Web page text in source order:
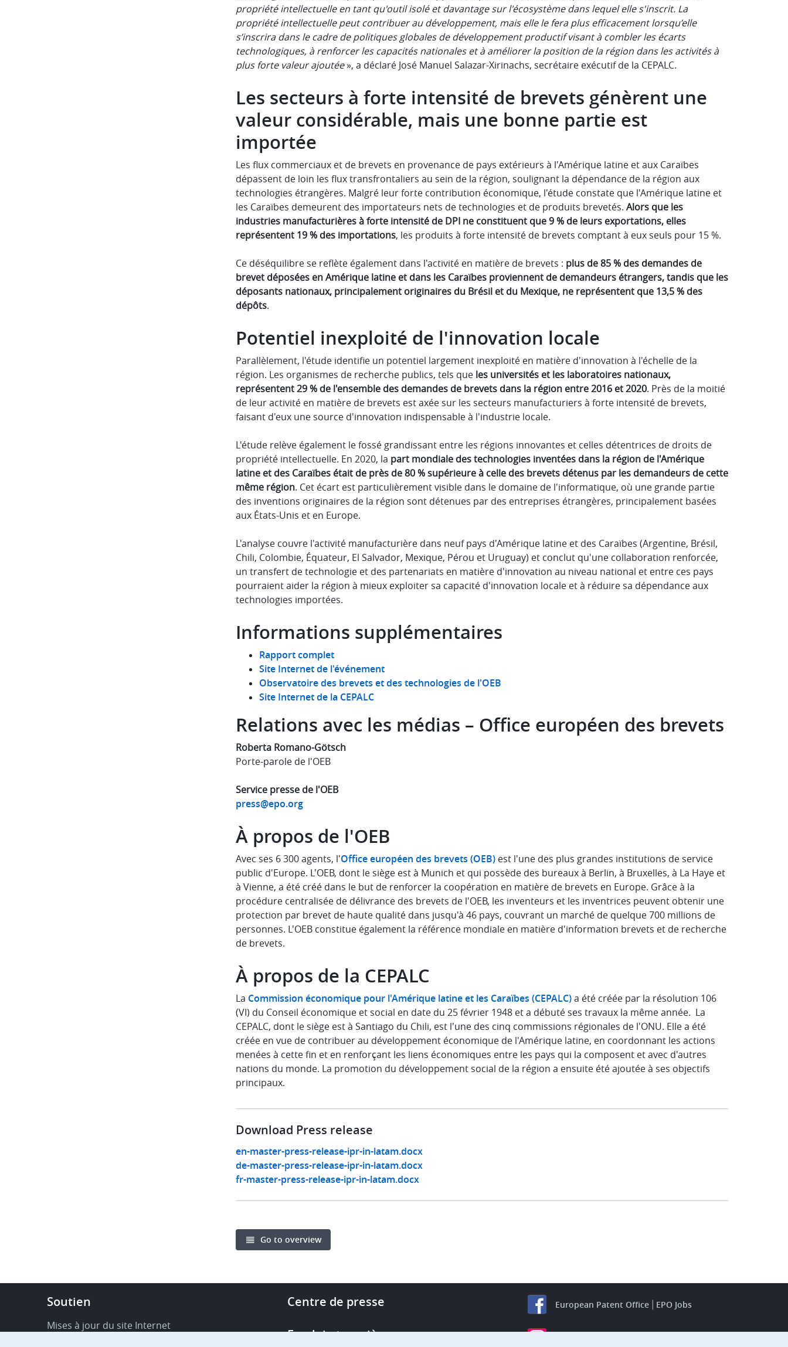
propriété intellectuelle en tant qu'outil isolé et davantage sur l'écosystème dans lequel elle s'inscrit. La
propriété intellectuelle peut contribuer au développement, mais elle le fera plus efficacement lorsqu’elle
s’inscrira dans le cadre de politiques globales de développement productif visant à combler les écarts
technologiques, à renforcer les capacités nationales et à améliorer la position de la région dans les activités à
plus forte valeur ajoutée», a déclaré José Manuel Salazar-Xirinachs, secrétaire exécutif de la CEPALC.
Les secteurs à forte intensité de brevets génèrent une
valeur considérable, mais une bonne partie est
importée
Les flux commerciaux et de brevets en provenance de pays extérieurs à l'Amérique latine et aux Caraïbes
dépassent de loin les flux transfrontaliers au sein de la région, soulignant la dépendance de la région aux
technologies étrangères. Malgré leur forte contribution économique, l'étude constate que l'Amérique latine et
les Caraïbes demeurent des importateurs nets de technologies et de produits brevetés. Alors que les
industries manufacturières à forte intensité de DPI ne constituent que 9 % de leurs exportations, elles
représentent 19 % des importations, les produits à forte intensité de brevets comptant à eux seuls pour 15 %.
Ce déséquilibre se reflète également dans l'activité en matière de brevets : plus de 85 % des demandes de
brevet déposées en Amérique latine et dans les Caraïbes proviennent de demandeurs étrangers, tandis que les
déposants nationaux, principalement originaires du Brésil et du Mexique, ne représentent que 13,5 % des
dépôts.
Potentiel inexploité de l'innovation locale
Parallèlement, l'étude identifie un potentiel largement inexploité en matière d'innovation à l'échelle de la
région. Les organismes de recherche publics, tels que les universités et les laboratoires nationaux,
représentent 29 % de l'ensemble des demandes de brevets dans la région entre 2016 et 2020. Près de la moitié
de leur activité en matière de brevets est axée sur les secteurs manufacturiers à forte intensité de brevets,
faisant d'eux une source d'innovation indispensable à l'industrie locale.
L'étude relève également le fossé grandissant entre les régions innovantes et celles détentrices de droits de
propriété intellectuelle. En 2020, la part mondiale des technologies inventées dans la région de l'Amérique
latine et des Caraïbes était de près de 80 % supérieure à celle des brevets détenus par les demandeurs de cette
même région. Cet écart est particulièrement visible dans le domaine de l'informatique, où une grande partie
des inventions originaires de la région sont détenues par des entreprises étrangères, principalement basées
aux États-Unis et en Europe.
L'analyse couvre l'activité manufacturière dans neuf pays d'Amérique latine et des Caraïbes (Argentine, Brésil,
Chili, Colombie, Équateur, El Salvador, Mexique, Pérou et Uruguay) et conclut qu'une collaboration renforcée,
un transfert de technologie et des partenariats en matière d'innovation au niveau national et entre ces pays
pourraient aider la région à mieux exploiter sa capacité d'innovation locale et à réduire sa dépendance aux
technologies importées.
Informations supplémentaires
Rapport complet
Site Internet de l'événement
Observatoire des brevets et des technologies de l'OEB
Site Internet de la CEPALC
Relations avec les médias – Office européen des brevets
Roberta Romano-Götsch
Porte-parole de l'OEB
Service presse de l'OEB
press@epo.org
À propos de l'OEB
Avec ses 6 300 agents, l'Office européen des brevets (OEB) est l'une des plus grandes institutions de service
public d'Europe. L'OEB, dont le siège est à Munich et qui possède des bureaux à Berlin, à Bruxelles, à La Haye et
à Vienne, a été créé dans le but de renforcer la coopération en matière de brevets en Europe. Grâce à la
procédure centralisée de délivrance des brevets de l'OEB, les inventeurs et les inventrices peuvent obtenir une
protection par brevet de haute qualité dans jusqu'à 46 pays, couvrant un marché de quelque 700 millions de
personnes. L'OEB constitue également la référence mondiale en matière d'information brevets et de recherche
de brevets.
À propos de la CEPALC
La Commission économique pour l'Amérique latine et les Caraïbes (CEPALC)a été créée par la résolution 106
(VI) du Conseil économique et social en date du 25 février 1948 et a débuté ses travaux la même année. La
CEPALC, dont le siège est à Santiago du Chili, est l'une des cinq commissions régionales de l'ONU. Elle a été
créée en vue de contribuer au développement économique de l'Amérique latine, en coordonnant les actions
menées à cette fin et en renforçant les liens économiques entre les pays qui la composent et avec d'autres
nations du monde. La promotion du développement social de la région a ensuite été ajoutée à ses objectifs
principaux.
Download Press release
en-master-press-release-ipr-in-latam.docx
de-master-press-release-ipr-in-latam.docx
fr-master-press-release-ipr-in-latam.docx
Go to overview
Footer
Service
Soutien
Mises à jour du site Internet
Footer
Centre de presse
Emploi et carrière
European Patent Office EPO Jobs